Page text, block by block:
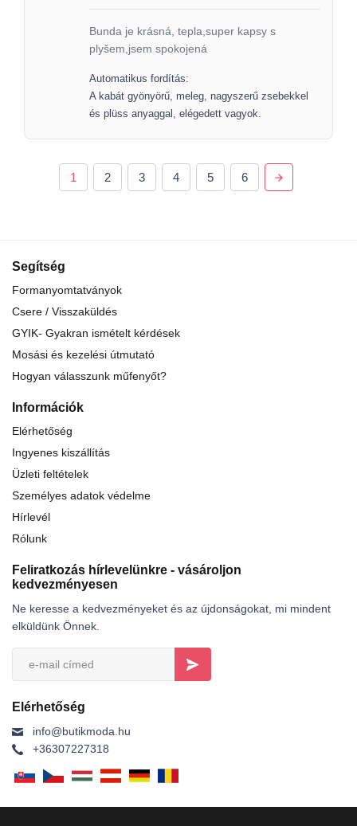
Bunda je krásná, tepla,super kapsy s
plyšem,jsem spokojená
Automatikus fordítás:
A kabát gyönyörű, meleg, nagyszerű zsebekkel
és plüss anyaggal, elégedett vagyok.
1 2 3 4 5 6
Segítség
Formanyomtatványok
Csere / Visszaküldés
GYIK- Gyakran ismételt kérdések
Mosási és kezelési útmutató
Hogyan válasszunk műfenyőt?
Információk
Elérhetőség
Ingyenes kiszállítás
Üzleti feltételek
Személyes adatok védelme
Hírlevél
Rólunk
Feliratkozás hírlevelünkre - vásároljon
kedvezményesen
Ne keresse a kedvezményeket és az újdonságokat, mi mindent
elküldünk Önnek.
Elérhetőség
info@butikmoda.hu
+36307227318